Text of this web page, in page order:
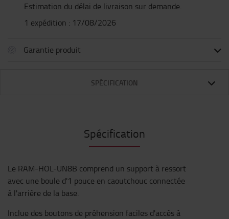
Estimation du délai de livraison sur demande.
1 expédition : 17/08/2026
Garantie produit
SPÉCIFICATION
Spécification
Le RAM-HOL-UN8B comprend un support à ressort
avec une boule d'1 pouce en caoutchouc connectée
à l'arrière de la base.
Inclue des boutons de préhension faciles d'accès à